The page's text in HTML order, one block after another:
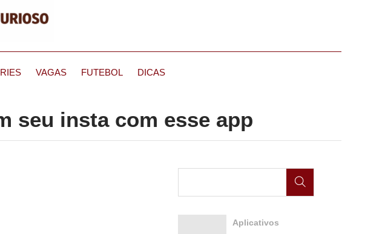
VAGAS FUTEBOL DICAS
seu insta com esse app
Aplicativos